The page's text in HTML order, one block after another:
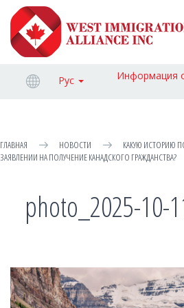
Информация
Рус
ГЛАВНАЯ НОВОСТИ
КАКУЮ ИСТОРИЮ
ЗАЯВЛЕНИИ НА ПОЛУЧЕНИЕ КАНАДСКОГО ГРАЖДАНСТВА?
photo_2025-10-